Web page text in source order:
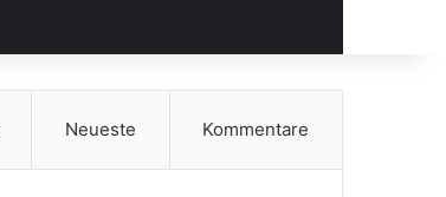
Neueste Kommentare